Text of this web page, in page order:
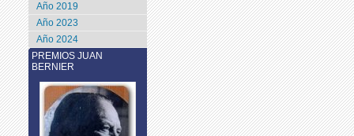
Año 2019
Año 2023
Año 2024
PREMIOS JUAN
BERNIER